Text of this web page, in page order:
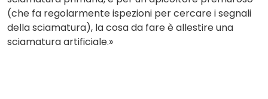
(che fa regolarmente ispezioni per cercare i segnali
della sciamatura), la cosa da fare è allestire una
sciamatura artificiale.»